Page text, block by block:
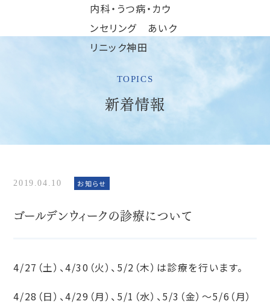
TOPICS
新着情報
2019.04.10 お知らせ
ゴールデンウィークの診療について
4/27（土）、4/30（火）、5/2（木）は診療を行います。
4/28（日）、4/29（月）、5/1（水）、5/3（金）～5/6（月）